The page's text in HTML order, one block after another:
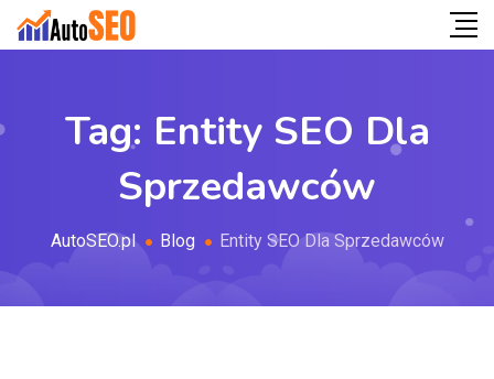
Tag: Entity SEO Dla
Sprzedawców
AutoSEO.pl Blog Entity SEO Dla Sprzedawców